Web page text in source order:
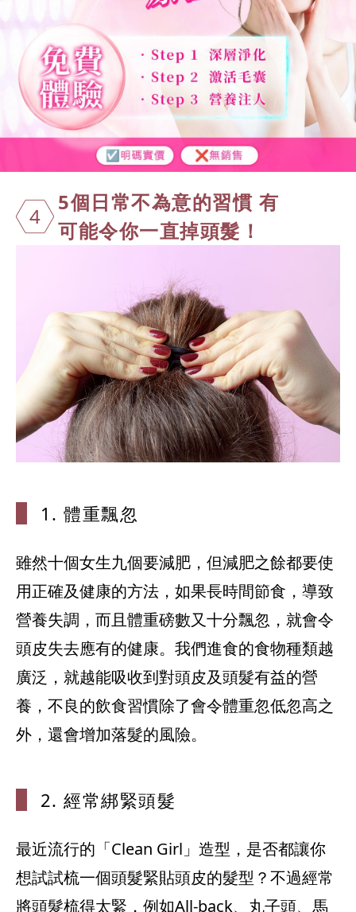
4
5個日常不為意的習慣 有
可能令你一直掉頭髮！
1. 體重飄忽
雖然十個女生九個要減肥，但減肥之餘都要使
用正確及健康的方法，如果長時間節食，導致
營養失調，而且體重磅數又十分飄忽，就會令
頭皮失去應有的健康。我們進食的食物種類越
廣泛，就越能吸收到對頭皮及頭髮有益的營
養，不良的飲食習慣除了會令體重忽低忽高之
外，還會增加落髮的風險。
2. 經常綁緊頭髮
最近流行的「Clean Girl」造型，是否都讓你
想試試梳一個頭髮緊貼頭皮的髮型？不過經常
將頭髮梳得太緊，例如All-back、丸子頭、馬